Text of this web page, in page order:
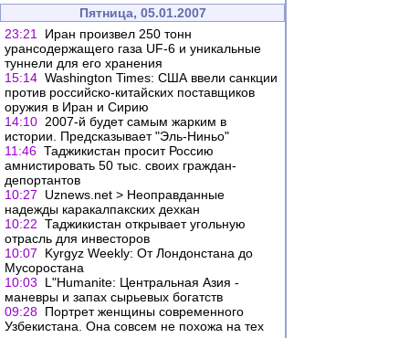
Пятница, 05.01.2007
23:21
Иран произвел 250 тонн
урансодержащего газа UF-6 и уникальные
туннели для его хранения
15:14 Washington Times: США ввели санкции
против российско-китайских поставщиков
оружия в Иран и Сирию
14:10 2007-й будет самым жарким в
истории. Предсказывает "Эль-Ниньо"
11:46 Таджикистан просит Роccию
амнистировать 50 тыс. своих граждан-
депортантов
10:27
Uznews.net > Неоправданные
надежды каракалпакских дехкан
10:22 Таджикистан открывает угольную
отрасль для инвесторов
10:07
Kyrgyz Weekly: От Лондонстана до
Мусоростана
10:03
L"Humanite: Центральная Азия -
маневры и запах сырьевых богатств
09:28 Портрет женщины современного
Узбекистана. Она совсем не похожа на тех